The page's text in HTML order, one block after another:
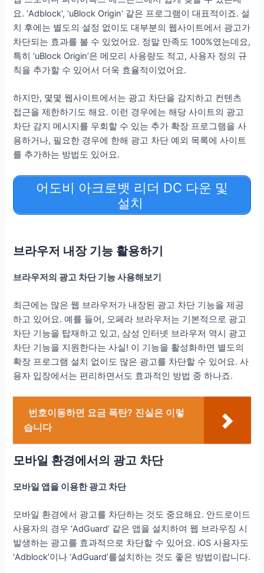
요. ‘Adblock’, ‘uBlock Origin’ 같은 프로그램이 대표적이죠. 설
치 후에는 별도의 설정 없이도 대부분의 웹사이트에서 광고가
차단되는 효과를 볼 수 있었어요. 정말 만족도 100%였는데요,
특히 ‘uBlock Origin’은 메모리 사용량도 적고, 사용자 정의 규
칙을 추가할 수 있어서 더욱 효율적이었어요.
하지만, 몇몇 웹사이트에서는 광고 차단을 감지하고 컨텐츠
접근을 제한하기도 해요. 이런 경우에는 해당 사이트의 광고
차단 감지 메시지를 우회할 수 있는 추가 확장 프로그램을 사
용하거나, 필요한 경우에 한해 광고 차단 예외 목록에 사이트
를 추가하는 방법도 있어요.
어도비 아크로뱃 리더 DC 다운 및
설치
브라우저 내장 기능 활용하기
브라우저의 광고 차단 기능 사용해보기
최근에는 많은 웹 브라우저가 내장된 광고 차단 기능을 제공
하고 있어요. 예를 들어, 오페라 브라우저는 기본적으로 광고
차단 기능을 탑재하고 있고, 삼성 인터넷 브라우저 역시 광고
차단 기능을 지원한다는 사실! 이 기능을 활성화하면 별도의
확장 프로그램 설치 없이도 많은 광고를 차단할 수 있어요. 사
용자 입장에서는 편리하면서도 효과적인 방법 중 하나죠.
번호이동하면 요금 폭탄? 진실은 이렇
습니다
모바일 환경에서의 광고 차단
모바일 앱을 이용한 광고 차단
모바일 환경에서 광고를 차단하는 것도 중요해요. 안드로이드
사용자의 경우 ‘AdGuard’ 같은 앱을 설치하여 웹 브라우징 시
발생하는 광고를 효과적으로 차단할 수 있어요. iOS 사용자도
‘Adblock’이나 ‘AdGuard’를설치하는 것도 좋은 방법이랍니다.